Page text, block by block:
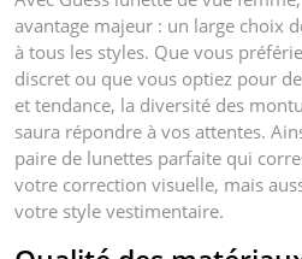
avantage majeur : un large choix
à tous les styles. Que vous
discret ou que vous optiez pour
et tendance, la diversité des
saura répondre à vos attentes.
paire de lunettes parfaite qui
votre correction visuelle, mais
votre style vestimentaire.